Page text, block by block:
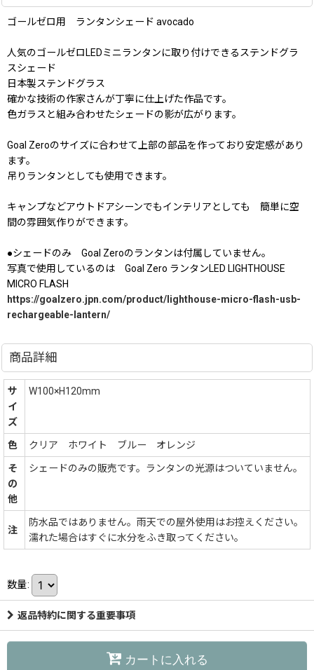
ゴールゼロ用 ランタンシェード avocado
人気のゴールゼロLEDミニランタンに取り付けできるステンドグラ
スシェード
日本製ステンドグラス
確かな技術の作家さんが丁寧に仕上げた作品です。
色ガラスと組み合わせたシェードの影が広がります。
Goal Zeroのサイズに合わせて上部の部品を作っており安定感があり
ます。
吊りランタンとしても使用できます。
キャンプなどアウトドアシーンでもインテリアとしても 簡単に空
間の雰囲気作りができます。
●シェードのみ Goal Zeroのランタンは付属していません。
写真で使用しているのは Goal Zero ランタンLED LIGHTHOUSE
MICRO FLASH
https://goalzero.jpn.com/product/lighthouse-micro-flash-usb-
rechargeable-lantern/
商品詳細
サ
イ
ズ
W100×H120mm
色 クリア ホワイト ブルー オレンジ
そ
の
他
シェードのみの販売です。ランタンの光源はついていません。
注
防水品ではありません。雨天での屋外使用はお控えください。
濡れた場合はすぐに水分をふき取ってください。
数量:
返品特約に関する重要事項
カートに入れる